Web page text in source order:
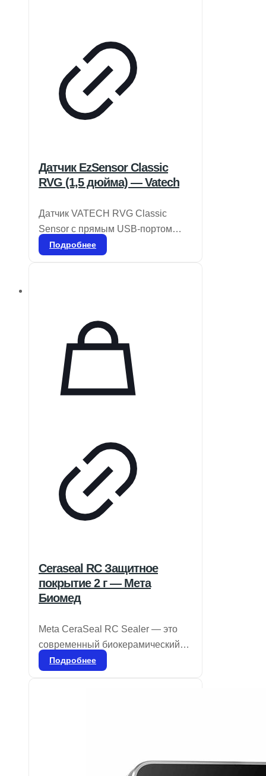
Датчик EzSensor Classic
RVG (1,5 дюйма) — Vatech
Датчик VATECH RVG Classic
Sensor с прямым USB-портом
отличается компактностью и
комнаты в другую, не прерывая
рабочий процесс. Подходит для
вертикальных и горизонтальных
прикусов, а также для всех
периапикальных рентгенограмм,
обеспечивая высокое качество
VATECH обеспечивают
стабильность работы.
Подробнее
Ceraseal RC Защитное
покрытие 2 г — Мета
Биомед
Meta CeraSeal RC Sealer — это
современный биокерамический
герметик, обладающий
гидроксида кальция. CeraSeal
Подробнее